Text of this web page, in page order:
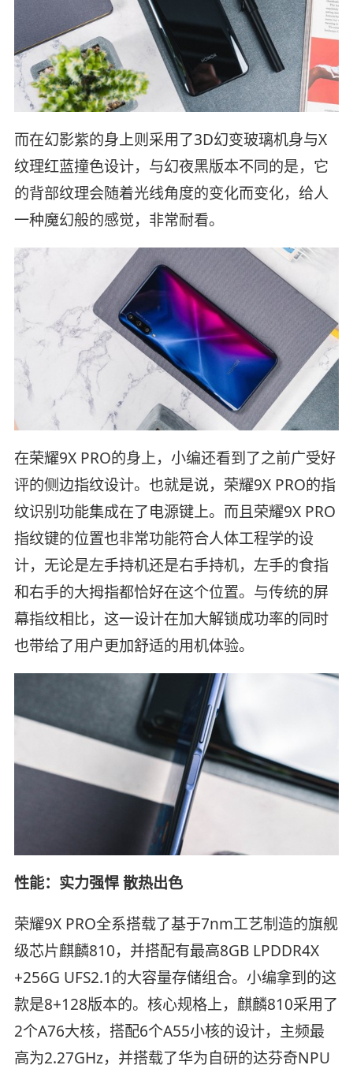
而在幻影紫的身上则采用了3D幻变玻璃机身与X
纹理红蓝撞色设计，与幻夜黑版本不同的是，它
的背部纹理会随着光线角度的变化而变化，给人
一种魔幻般的感觉，非常耐看。
在荣耀9X PRO的身上，小编还看到了之前广受好
评的侧边指纹设计。也就是说，荣耀9X PRO的指
纹识别功能集成在了电源键上。而且荣耀9X PRO
指纹键的位置也非常功能符合人体工程学的设
计，无论是左手持机还是右手持机，左手的食指
和右手的大拇指都恰好在这个位置。与传统的屏
幕指纹相比，这一设计在加大解锁成功率的同时
也带给了用户更加舒适的用机体验。
性能：实力强悍 散热出色
荣耀9X PRO全系搭载了基于7nm工艺制造的旗舰
级芯片麒麟810，并搭配有最高8GB LPDDR4X
+256G UFS2.1的大容量存储组合。小编拿到的这
款是8+128版本的。核心规格上，麒麟810采用了
2个A76大核，搭配6个A55小核的设计，主频最
高为2.27GHz，并搭载了华为自研的达芬奇NPU